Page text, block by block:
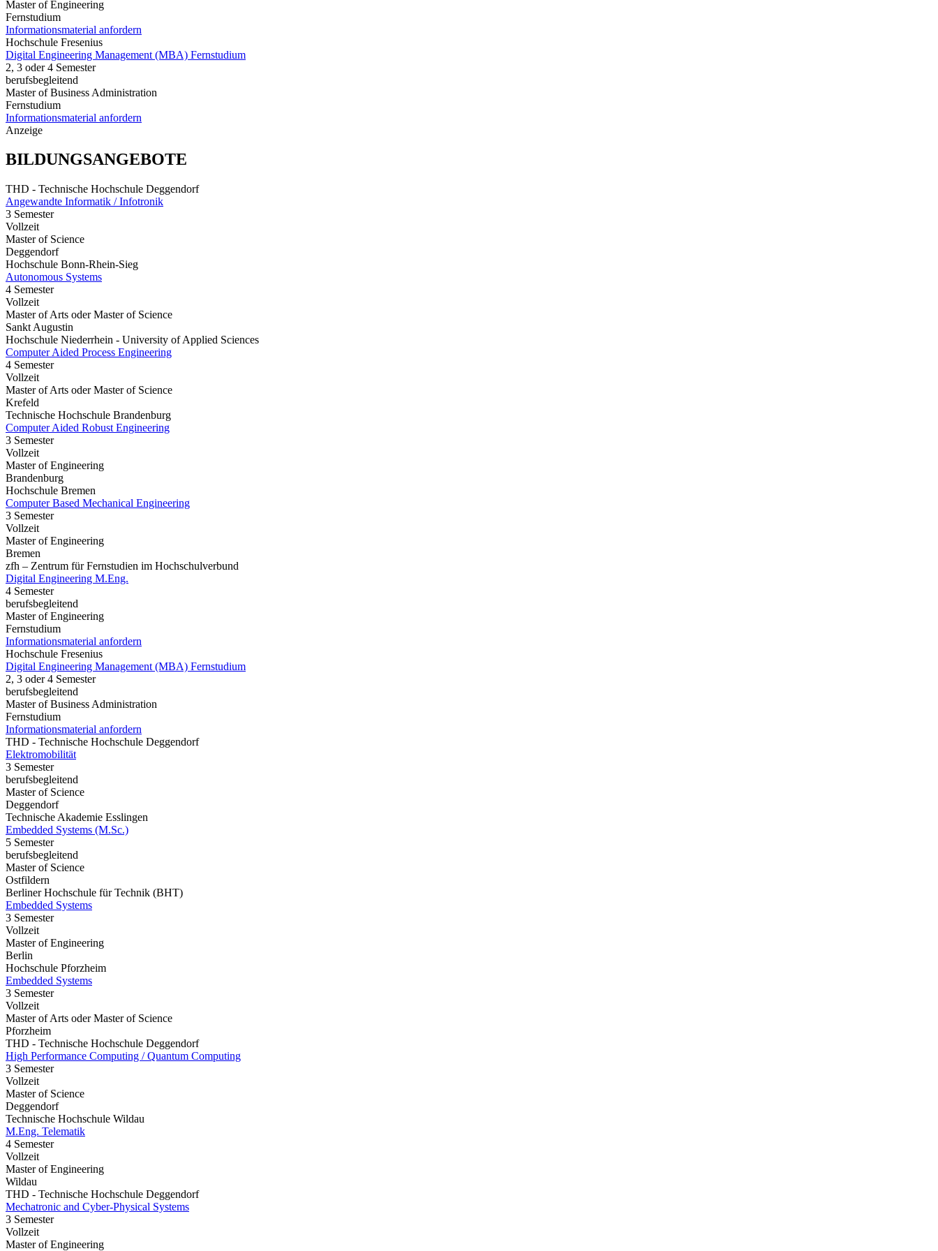
Master of Engineering
Fernstudium
Informationsmaterial anfordern
Hochschule Fresenius
Digital Engineering Management (MBA) Fernstudium
2, 3 oder 4 Semester
berufsbegleitend
Master of Business Administration
Fernstudium
Informationsmaterial anfordern
Anzeige
BILDUNGSANGEBOTE
THD - Technische Hochschule Deggendorf
Angewandte Informatik / Infotronik
3 Semester
Vollzeit
Master of Science
Deggendorf
Hochschule Bonn-Rhein-Sieg
Autonomous Systems
4 Semester
Vollzeit
Master of Arts oder Master of Science
Sankt Augustin
Hochschule Niederrhein - University of Applied Sciences
Computer Aided Process Engineering
4 Semester
Vollzeit
Master of Arts oder Master of Science
Krefeld
Technische Hochschule Brandenburg
Computer Aided Robust Engineering
3 Semester
Vollzeit
Master of Engineering
Brandenburg
Hochschule Bremen
Computer Based Mechanical Engineering
3 Semester
Vollzeit
Master of Engineering
Bremen
zfh – Zentrum für Fernstudien im Hochschulverbund
Digital Engineering M.Eng.
4 Semester
berufsbegleitend
Master of Engineering
Fernstudium
Informationsmaterial anfordern
Hochschule Fresenius
Digital Engineering Management (MBA) Fernstudium
2, 3 oder 4 Semester
berufsbegleitend
Master of Business Administration
Fernstudium
Informationsmaterial anfordern
THD - Technische Hochschule Deggendorf
Elektromobilität
3 Semester
berufsbegleitend
Master of Science
Deggendorf
Technische Akademie Esslingen
Embedded Systems (M.Sc.)
5 Semester
berufsbegleitend
Master of Science
Ostfildern
Berliner Hochschule für Technik (BHT)
Embedded Systems
3 Semester
Vollzeit
Master of Engineering
Berlin
Hochschule Pforzheim
Embedded Systems
3 Semester
Vollzeit
Master of Arts oder Master of Science
Pforzheim
THD - Technische Hochschule Deggendorf
High Performance Computing / Quantum Computing
3 Semester
Vollzeit
Master of Science
Deggendorf
Technische Hochschule Wildau
M.Eng. Telematik
4 Semester
Vollzeit
Master of Engineering
Wildau
THD - Technische Hochschule Deggendorf
Mechatronic and Cyber-Physical Systems
3 Semester
Vollzeit
Master of Engineering